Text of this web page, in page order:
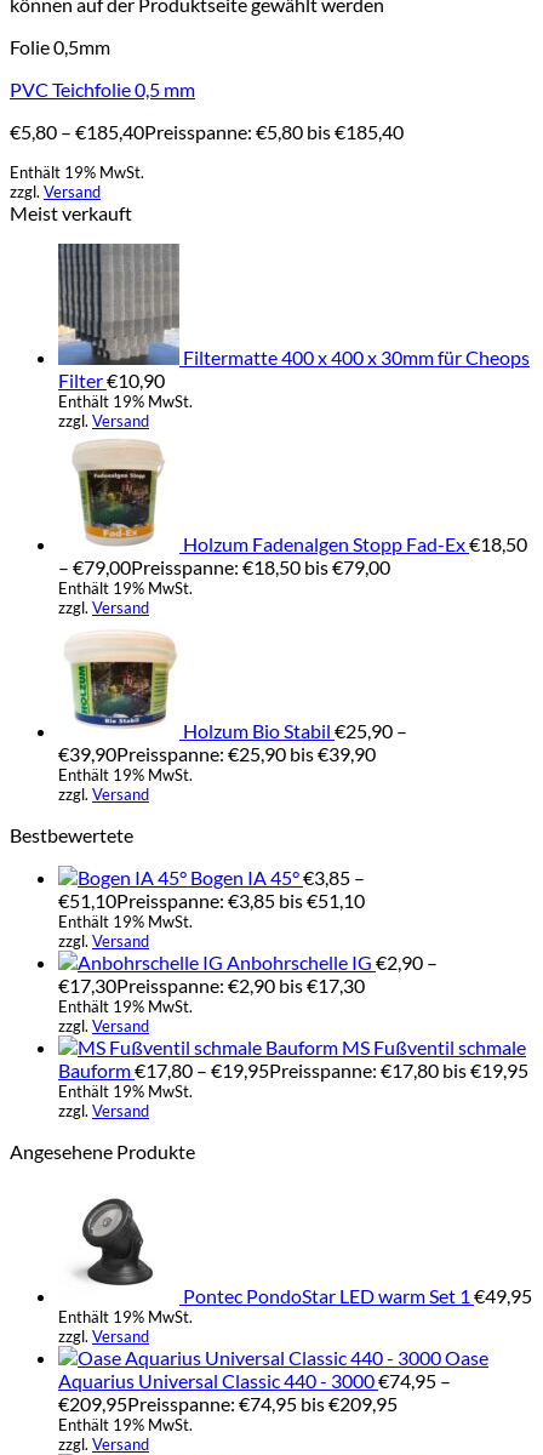
Folie 0,5mm
PVC Teichfolie 0,5 mm
€5,80 – €185,40Preisspanne: €5,80 bis €185,40
Enthält 19% MwSt.
zzgl. Versand
Meist verkauft
Filtermatte 400 x 400 x 30mm für Cheops
Filter€10,90
Enthält 19% MwSt.
zzgl. Versand
Holzum Fadenalgen Stopp Fad-Ex€18,50
– €79,00Preisspanne: €18,50 bis €79,00
Enthält 19% MwSt.
zzgl. Versand
Holzum Bio Stabil €25,90 –
€39,90Preisspanne: €25,90 bis €39,90
Enthält 19% MwSt.
zzgl. Versand
Bestbewertete
Bogen IA 45°€3,85 –
€51,10Preisspanne: €3,85 bis €51,10
Enthält 19% MwSt.
zzgl. Versand
Anbohrschelle IG €2,90 –
€17,30Preisspanne: €2,90 bis €17,30
Enthält 19% MwSt.
zzgl. Versand
MS Fußventil schmale
Bauform€17,80 – €19,95Preisspanne: €17,80 bis €19,95
Enthält 19% MwSt.
zzgl. Versand
Angesehene Produkte
Pontec PondoStar LED warm Set 1 €49,95
Enthält 19% MwSt.
zzgl. Versand
Oase
Aquarius Universal Classic 440 - 3000€74,95 –
€209,95Preisspanne: €74,95 bis €209,95
Enthält 19% MwSt.
zzgl. Versand